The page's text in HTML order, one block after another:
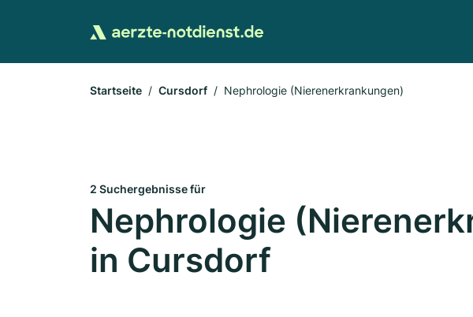
Startseite Cursdorf Nephrologie (Nierenerkrankungen)
2 Suchergebnisse für
Nephrologie
in Cursdorf